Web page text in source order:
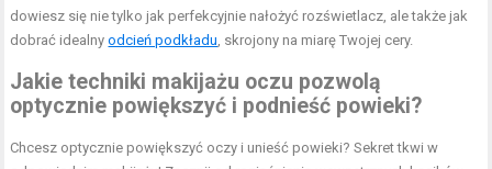
dowiesz się nie tylko jak perfekcyjnie nałożyć rozświetlacz, ale także jak
dobrać idealnyodcień podkładu , skrojony na miarę Twojej cery.
Jakie techniki makijażu oczu pozwolą
optycznie powiększyć i podnieść powieki?
Chcesz optycznie powiększyć oczy i unieść powieki? Sekret tkwi w